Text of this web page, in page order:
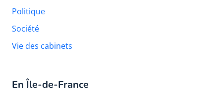
Politique
Société
Vie des cabinets
En Île-de-France